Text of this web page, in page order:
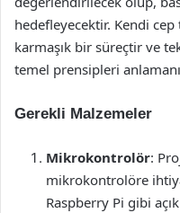
hedefleyecektir. Kendi
karmaşık bir süreçtir ve
temel prensipleri
Gerekli Malzemeler
Mikrokontrolör:
mikrokontrolöre
Raspberry Pi gibi